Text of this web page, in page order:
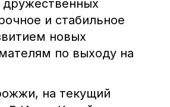
дружественных
и стабильное
новых
по выходу на
на текущий